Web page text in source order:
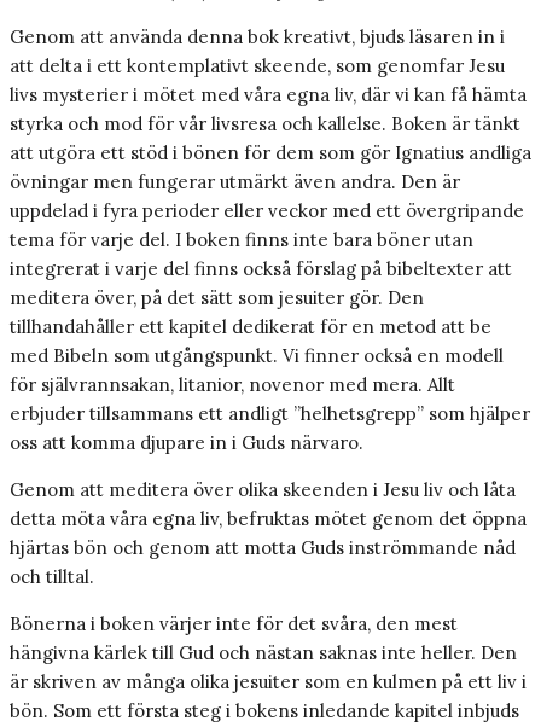
Genom att använda denna bok kreativt, bjuds läsaren in i
att delta i ett kontemplativt skeende, som genomfar Jesu
livs mysterier i mötet med våra egna liv, där vi kan få hämta
styrka och mod för vår livsresa och kallelse. Boken är tänkt
att utgöra ett stöd i bönen för dem som gör Ignatius andliga
övningar men fungerar utmärkt även andra. Den är
uppdelad i fyra perioder eller veckor med ett övergripande
tema för varje del. I boken finns inte bara böner utan
integrerat i varje del finns också förslag på bibeltexter att
meditera över, på det sätt som jesuiter gör. Den
tillhandahåller ett kapitel dedikerat för en metod att be
med Bibeln som utgångspunkt. Vi finner också en modell
för självrannsakan, litanior, novenor med mera. Allt
erbjuder tillsammans ett andligt ”helhetsgrepp” som hjälper
oss att komma djupare in i Guds närvaro.
Genom att meditera över olika skeenden i Jesu liv och låta
detta möta våra egna liv, befruktas mötet genom det öppna
hjärtas bön och genom att motta Guds inströmmande nåd
och tilltal.
Bönerna i boken värjer inte för det svåra, den mest
hängivna kärlek till Gud och nästan saknas inte heller. Den
är skriven av många olika jesuiter som en kulmen på ett liv i
bön. Som ett första steg i bokens inledande kapitel inbjuds